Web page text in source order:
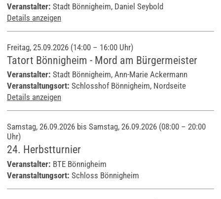
Veranstalter: Stadt Bönnigheim, Daniel Seybold
Details anzeigen
Freitag, 25.09.2026 (14:00 – 16:00 Uhr)
Tatort Bönnigheim - Mord am Bürgermeister
Veranstalter: Stadt Bönnigheim, Ann-Marie Ackermann
Veranstaltungsort: Schlosshof Bönnigheim, Nordseite
Details anzeigen
Samstag, 26.09.2026 bis Samstag, 26.09.2026 (08:00 – 20:00
Uhr)
24. Herbstturnier
Veranstalter: BTE Bönnigheim
Veranstaltungsort: Schloss Bönnigheim